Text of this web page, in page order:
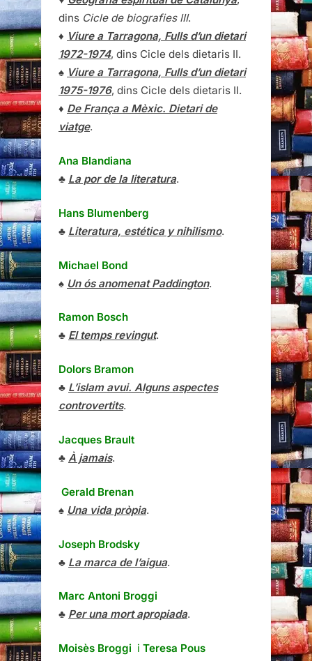
dins Cicle de biografies III.
♦ Viure a Tarragona, Fulls d’un dietari
1972-1974, dins Cicle dels dietaris II.
♠ Viure a Tarragona, Fulls d’un dietari
1975-1976, dins Cicle dels dietaris II.
♦ De França a Mèxic. Dietari de
viatge.
Ana Blandiana
♣ La por de la literatura.
Hans Blumenberg
♣ Literatura, estética y nihilismo.
Michael Bond
♠ Un ós anomenat Paddington.
Ramon Bosch
♣ El temps revingut.
Dolors Bramon
♣ L’islam avui. Alguns aspectes
controvertits.
Jacques Brault
♣ À jamais.
Gerald Brenan
♠ Una vida pròpia.
Joseph Brodsky
♣ La marca de l’aigua.
Marc Antoni Broggi
♣ Per una mort apropiada.
Moisès Broggi i Teresa Pous